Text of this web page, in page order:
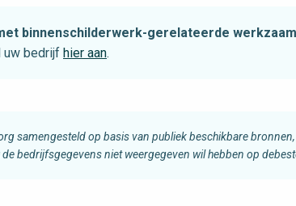
binnenschilderwerk-gerelateerde
bedrijf hier aan.
samengesteld op basis van publiek beschikbare
bedrijfsgegevens niet weergegeven wil hebben op